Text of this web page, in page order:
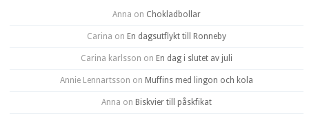
Anna on Chokladbollar
Carina on En dagsutflykt till Ronneby
Carina karlsson on En dag i slutet av juli
Annie Lennartsson on Muffins med lingon och kola
Anna on Biskvier till påskfikat